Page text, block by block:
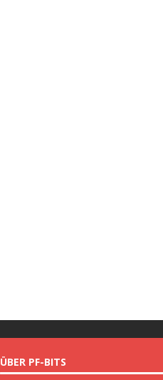
ÜBER PF-BITS